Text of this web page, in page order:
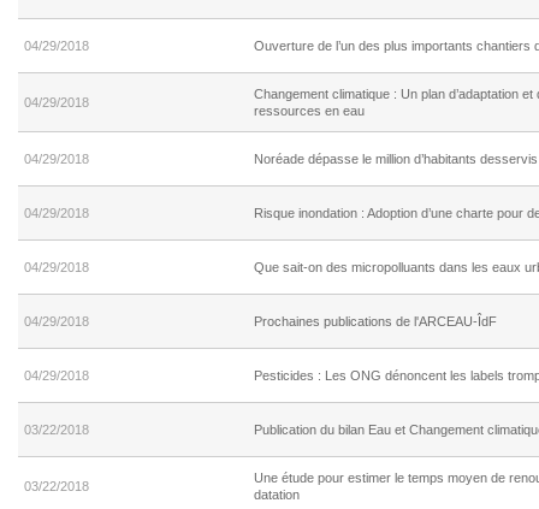
04/29/2018 Ouverture de l’un des plus importants chantiers
04/29/2018
Changement climatique : Un plan d’adaptation et
ressources en eau
04/29/2018 Noréade dépasse le million d’habitants
04/29/2018 Risque inondation : Adoption d’une charte pour
04/29/2018 Que sait-on des micropolluants dans les eaux
04/29/2018 Prochaines publications de l'ARCEAU-ÎdF
04/29/2018 Pesticides : Les ONG dénoncent les labels
03/22/2018 Publication du bilan Eau et Changement
03/22/2018
Une étude pour estimer le temps moyen de
datation